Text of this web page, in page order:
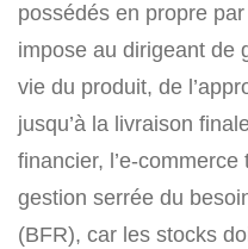
possédés en propre
impose au dirigeant de
vie du produit, de
jusqu’à la livraison
financier, l’e-
gestion serrée du
(BFR), car les stocks